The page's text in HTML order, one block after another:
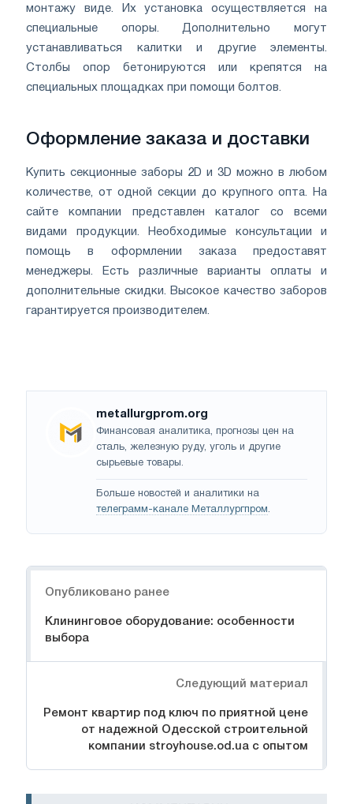
монтажу виде. Их установка осуществляется на
специальные опоры. Дополнительно могут
устанавливаться калитки и другие элементы.
Столбы опор бетонируются или крепятся на
специальных площадках при помощи болтов.
Оформление заказа и доставки
Купить секционные заборы 2D и 3D можно в любом
количестве, от одной секции до крупного опта. На
сайте компании представлен каталог со всеми
видами продукции. Необходимые консультации и
помощь в оформлении заказа предоставят
менеджеры. Есть различные варианты оплаты и
дополнительные скидки. Высокое качество заборов
гарантируется производителем.
metallurgprom.org
Финансовая аналитика, прогнозы цен на
сталь, железную руду, уголь и другие
сырьевые товары.
Больше новостей и аналитики на
телеграмм-канале Металлургпром.
Опубликовано ранее
Клининговое оборудование: особенности
выбора
Следующий материал
Ремонт квартир под ключ по приятной цене
от надежной Одесской строительной
компании stroyhouse.od.ua с опытом